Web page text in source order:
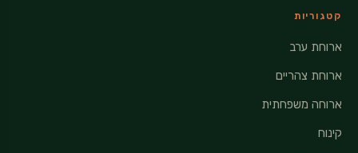
קטגוריות
ארוחת ערב
ארוחת צהריים
ארוחה משפחתית
קינוח